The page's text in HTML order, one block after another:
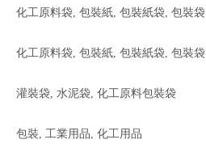
化工原料袋, 包裝紙, 包裝紙袋, 包裝袋
化工原料袋, 包裝紙, 包裝紙袋, 包裝袋
灌裝袋, 水泥袋, 化工原料包裝袋
包裝, 工業用品, 化工用品